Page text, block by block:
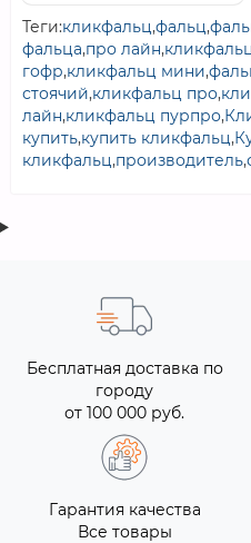
Теги:кликфальц,фальц,
фальца,про лайн,
гофр,кликфальц мини,
стоячий,кликфальц про,
лайн,кликфальц пурпро,
купить,купить кликфальц,
кликфальц,производитель,
Бесплатная доставка по
городу
от 100 000 руб.
Гарантия качества
Все товары